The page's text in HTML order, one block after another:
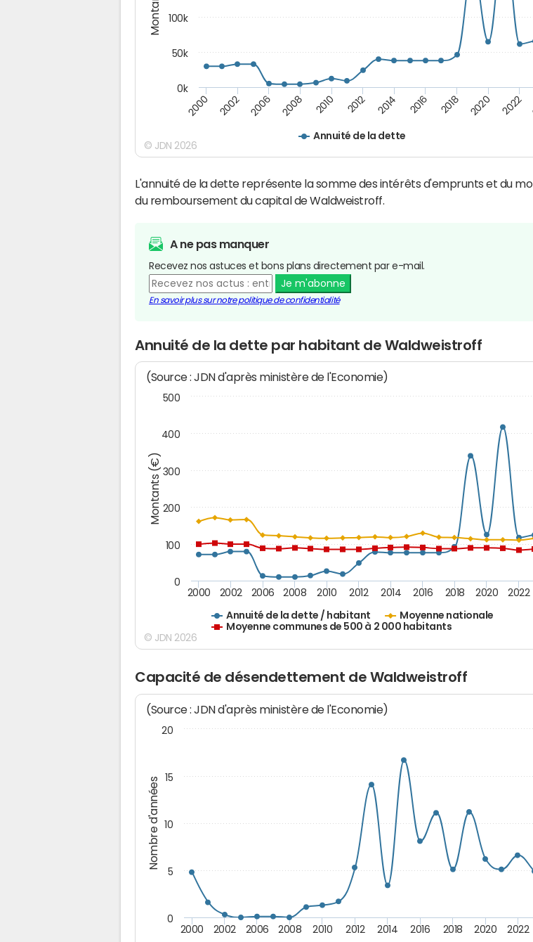
Annuité de la dette
2000 2002 2006 2008 2010 2012 2014 2016 2018 2020 2022
0k
50k
100k
© JDN 2026
L'annuité de la dette représente la somme des intérêts d'emprunts et du
du remboursement du capital de Waldweistroff.
A ne pas manquer
Recevez nos astuces et bons plans directement par e-mail.
Je m'abonne
En savoir plus sur notre politique de confidentialité
Annuité de la dette par habitant de Waldweistroff
Montants (€)
(Source : JDN d'après ministère de l'Economie)
Annuité de la dette / habitant
Moyenne nationale
Moyenne communes de 500 à 2 000 habitants
2000 2002 2006 2008 2010 2012 2014 2016 2018 2020 2022
0
100
200
300
400
500
© JDN 2026
Capacité de désendettement de Waldweistroff
Nombre d'années
(Source : JDN d'après ministère de l'Economie)
2000 2002 2006 2008 2010 2012 2014 2016 2018 2020 2022
0
5
10
15
20